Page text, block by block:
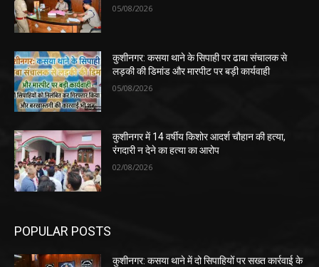
05/08/2026
कुशीनगर: कसया थाने के सिपाही पर ढाबा संचालक से
लड़की की डिमांड और मारपीट पर बड़ी कार्यवाही
05/08/2026
कुशीनगर में 14 वर्षीय किशोर आदर्श चौहान की हत्या,
रंगदारी न देने का हत्या का आरोप
02/08/2026
POPULAR POSTS
कुशीनगर: कसया थाने में दो सिपाहियों पर सख्त कार्रवाई के